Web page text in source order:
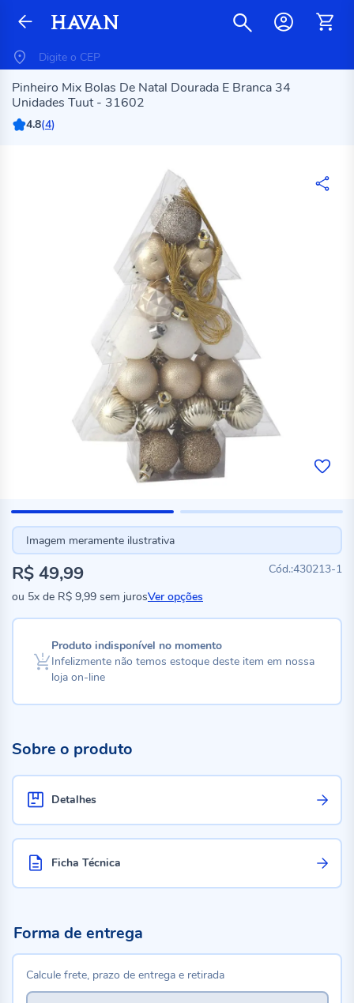
Pinheiro Mix Bolas De Natal Dourada E Branca 34
Unidades Tuut - 31602
4.8(4)
Imagem meramente ilustrativa
430213-1
R$ 49,99
ou 5x de R$ 9,99 sem jurosVer opções
Produto indisponível no momento
Infelizmente não temos estoque deste item em nossa
loja on-line
Sobre o produto
Detalhes
Ficha Técnica
Forma de entrega
Calcule frete, prazo de entrega e retirada